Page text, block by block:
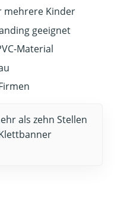
mehrere Kinder
geeignet
Material
als zehn Stellen